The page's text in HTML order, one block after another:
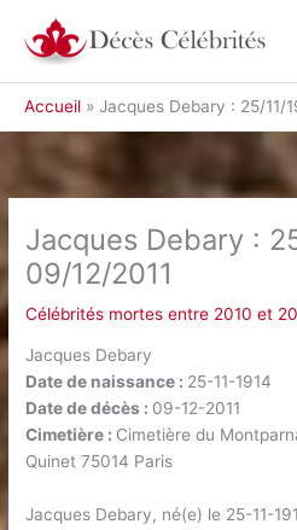
contenu
Accueil Jacques Debary : 25/11/
Jacques Debary :
09/12/2011
Célébrités mortes entre 2010 et
Jacques Debary
Date de naissance : 25-11-1914
Date de décès : 09-12-2011
Cimetière : Cimetière du
Quinet 75014 Paris
Jacques Debary, né(e) le 25-11-